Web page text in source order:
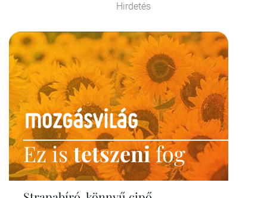
Hirdetés
Ez istetszenifog